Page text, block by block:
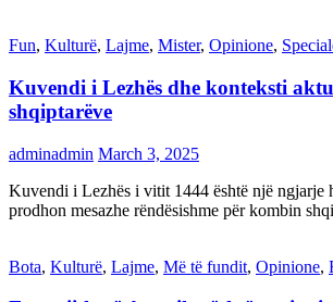
Fun, Kulturë, Lajme, Mister, Opinione,
Kuvendi i Lezhës dhe konteksti
shqiptarëve
adminadmin March 3, 2025
Kuvendi i Lezhës i vitit 1444 është një ngjarje
prodhon mesazhe rëndësishme për kombin
Bota, Kulturë, Lajme, Më të fundit, Opinione,